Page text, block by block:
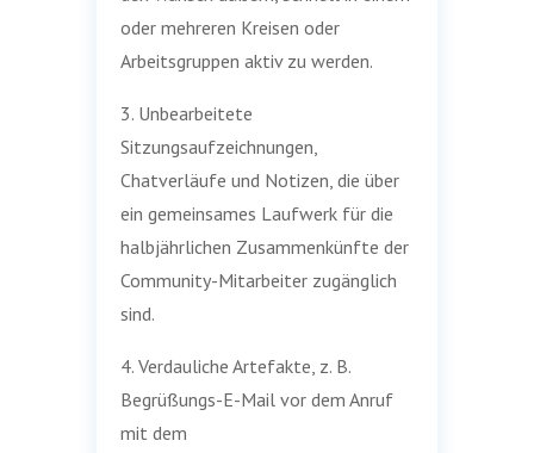
oder mehreren Kreisen oder
Arbeitsgruppen aktiv zu werden.
3. Unbearbeitete
Sitzungsaufzeichnungen,
Chatverläufe und Notizen, die über
ein gemeinsames Laufwerk für die
halbjährlichen Zusammenkünfte der
Community-Mitarbeiter zugänglich
sind.
4. Verdauliche Artefakte, z. B.
Begrüßungs-E-Mail vor dem Anruf
mit dem